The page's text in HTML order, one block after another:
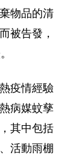
物品的清
被告發，
疫情經驗
病媒蚊孳
其中包括
活動雨棚